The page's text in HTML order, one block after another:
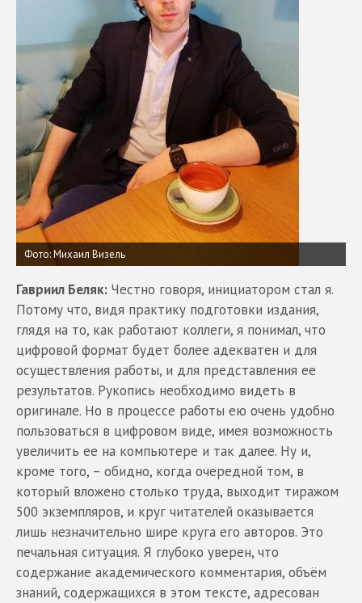
Фото: Михаил Визель
Гавриил Беляк: Честно говоря, инициатором стал я.
Потому что, видя практику подготовки издания,
глядя на то, как работают коллеги, я понимал, что
цифровой формат будет более адекватен и для
осуществления работы, и для представления ее
результатов. Рукопись необходимо видеть в
оригинале. Но в процессе работы ею очень удобно
пользоваться в цифровом виде, имея возможность
увеличить ее на компьютере и так далее. Ну и,
кроме того, – обидно, когда очередной том, в
который вложено столько труда, выходит тиражом
500 экземпляров, и круг читателей оказывается
лишь незначительно шире круга его авторов. Это
печальная ситуация. Я глубоко уверен, что
содержание академического комментария, объём
знаний, содержащихся в этом тексте, адресован